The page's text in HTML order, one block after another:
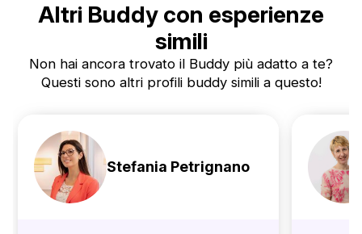
Altri Buddy con esperienze
simili
Non hai ancora trovato il Buddy più adatto a te?
Questi sono altri profili buddy simili a questo!
Stefania Petrignano